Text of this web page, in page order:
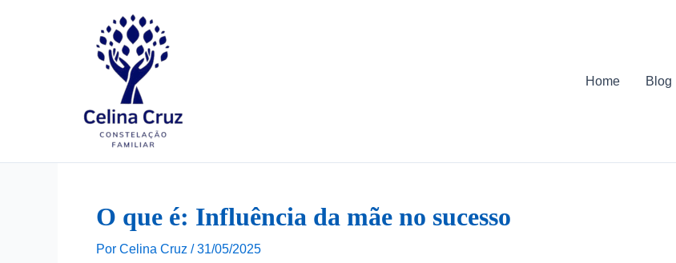
Home Blog
O que é: Influência da mãe no sucesso
Por Celina Cruz /31/05/2025